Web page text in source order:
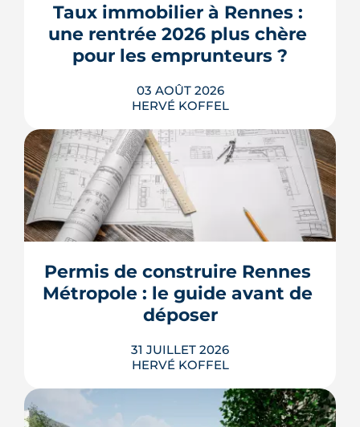
Taux immobilier à Rennes :
une rentrée 2026 plus chère
pour les emprunteurs ?
03 AOÛT 2026
HERVÉ KOFFEL
Les taux de crédit se sont stabilisés cet
été, mais au-dessus de leur niveau du
printemps. À Rennes, la hausse des prix
resserrent le budget des acheteurs à la
rentrée 2026.
LIRE L'ARTICLE
Permis de construire Rennes
Métropole : le guide avant de
déposer
31 JUILLET 2026
HERVÉ KOFFEL